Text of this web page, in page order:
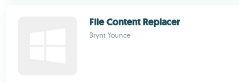
File Content Replacer
Brynt Younce